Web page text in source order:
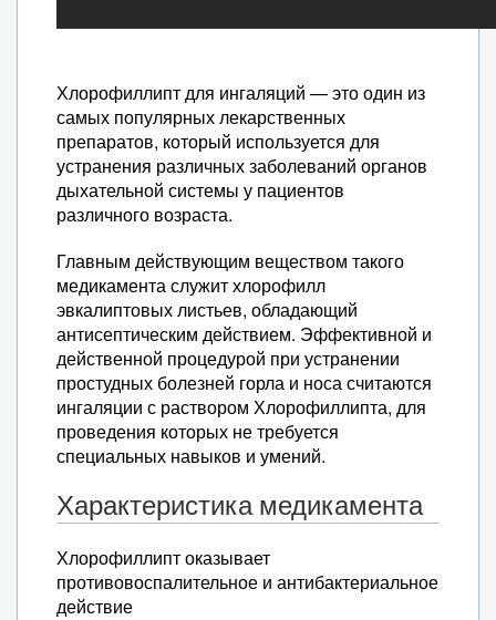
Хлорофиллипт для ингаляций — это один из
самых популярных лекарственных
препаратов, который используется для
устранения различных заболеваний органов
дыхательной системы у пациентов
различного возраста.
Главным действующим веществом такого
медикамента служит хлорофилл
эвкалиптовых листьев, обладающий
антисептическим действием. Эффективной и
действенной процедурой при устранении
простудных болезней горла и носа считаются
ингаляции с раствором Хлорофиллипта, для
проведения которых не требуется
специальных навыков и умений.
Характеристика медикамента
Хлорофиллипт оказывает
противовоспалительное и антибактериальное
действие